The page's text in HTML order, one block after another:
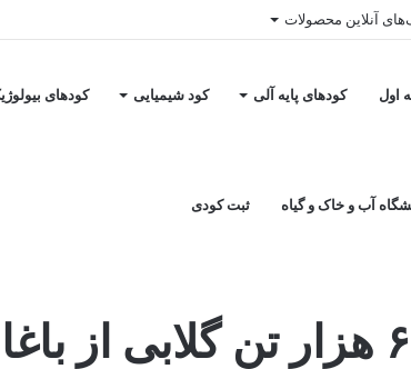
آنلاین محصولات
اول کودهای پایه آلی کود شیمیایی کودهای
آب و خاک و گیاه ثبت کودی
پیش بینی برداشت ۶ هزار تن گلابی از